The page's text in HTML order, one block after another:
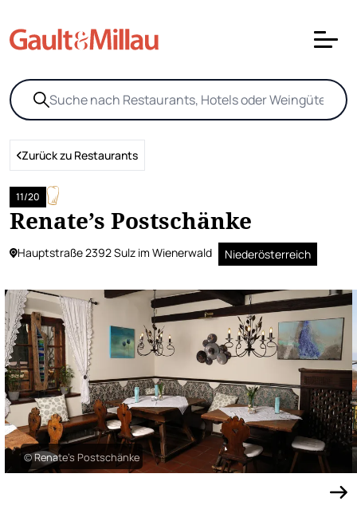
Zurück zu Restaurants
Renate’s Postschänke
11/20
Hauptstraße 2392 Sulz im Wienerwald Niederösterreich
© Renate’s Postschänke